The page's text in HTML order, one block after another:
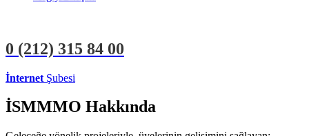
0 (212) 315 84 00
İnternet Şubesi
İSMMMO Hakkında